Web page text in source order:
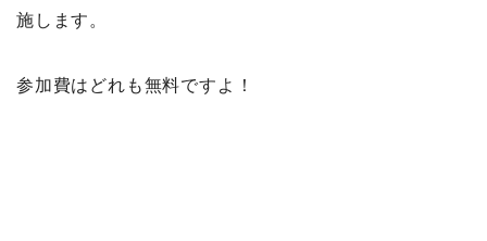
施します。
参加費はどれも無料ですよ！